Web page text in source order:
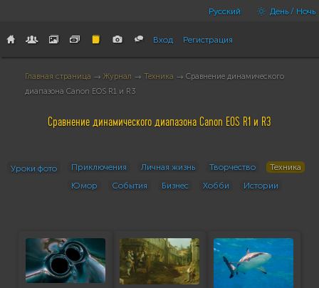
Русский День / Ночь
Вход Регистрация
Главная страница → Журнал → Техника → Сравнение динамического
диапазона Canon EOS R1 и R3
Сравнение динамического диапазона Canon EOS R1 и R3
Уроки фото Приключения Личная жизнь Творчество
Техника
Юмор
События Бизнес Хобби Истории